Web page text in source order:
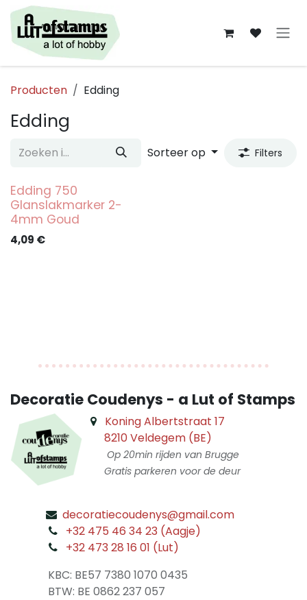
Overslaan naar inhoud
Producten Edding
Edding
Sorteer op Filters
Edding 750
Glanslakmarker 2-
4mm Goud
4,09 €
Decoratie Coudenys - a Lut of Stamps
Koning Albertstraat 17
8210 Veldegem (BE)
Op 20min rijden van Brugge
Gratis parkeren voor de deur
decoratiecoudenys@gmail.com
+32 475 46 34 23 (Aagje)
+32 473 28 16 01 (Lut)
KBC: BE57 7380 1070 0435
​ BTW: BE 0862 237 057